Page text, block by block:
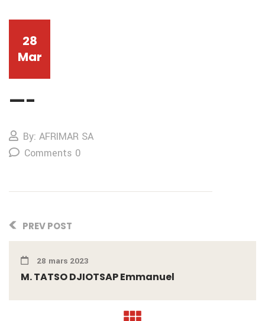
28
Mar
—-
By: AFRIMAR SA
Comments 0
PREV POST
28 mars 2023
M. TATSO DJIOTSAP Emmanuel